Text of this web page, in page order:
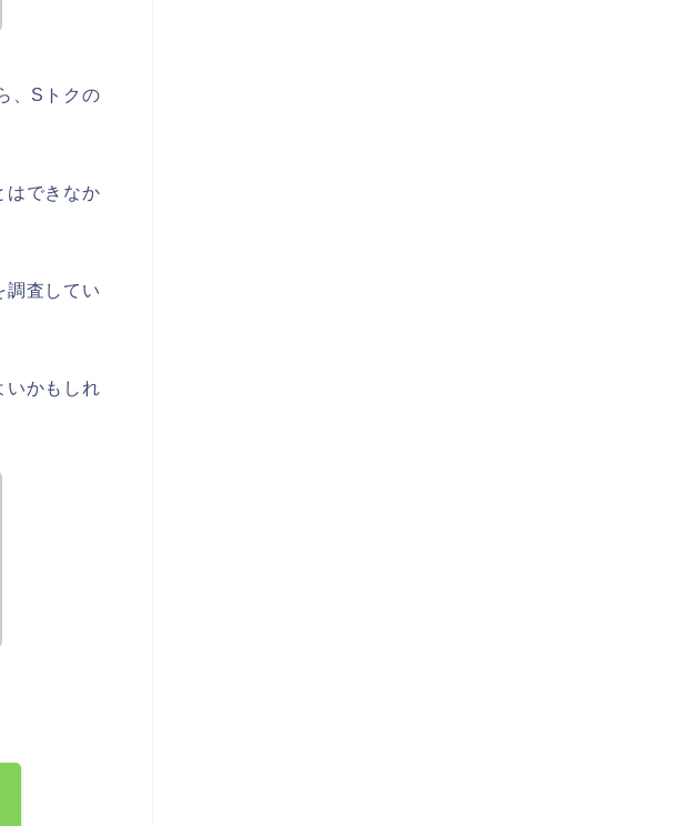
、Sトクの
はできなか
調査してい
いかもしれ